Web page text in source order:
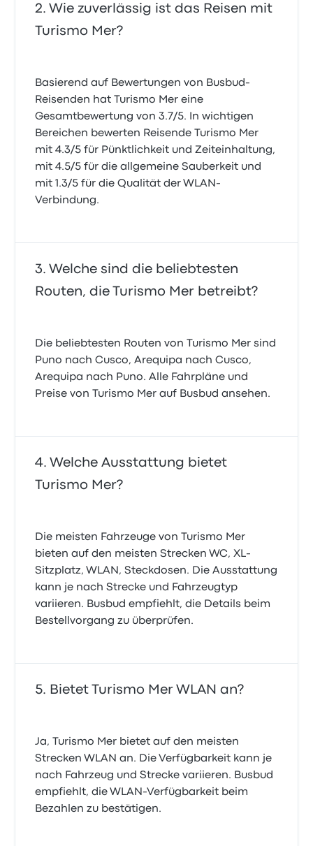
Wie zuverlässig ist das Reisen mit
Turismo Mer?
Basierend auf Bewertungen von Busbud-
Reisenden hat Turismo Mer eine
Gesamtbewertung von 3.7/5. In wichtigen
Bereichen bewerten Reisende Turismo Mer
mit 4.3/5 für Pünktlichkeit und Zeiteinhaltung,
mit 4.5/5 für die allgemeine Sauberkeit und
mit 1.3/5 für die Qualität der WLAN-
Verbindung.
Welche sind die beliebtesten
Routen, die Turismo Mer betreibt?
Die beliebtesten Routen von Turismo Mer sind
Puno nach Cusco, Arequipa nach Cusco,
Arequipa nach Puno. Alle Fahrpläne und
Preise von Turismo Mer auf Busbud ansehen.
Welche Ausstattung bietet
Turismo Mer?
Die meisten Fahrzeuge von Turismo Mer
bieten auf den meisten Strecken WC, XL-
Sitzplatz, WLAN, Steckdosen. Die Ausstattung
kann je nach Strecke und Fahrzeugtyp
variieren. Busbud empfiehlt, die Details beim
Bestellvorgang zu überprüfen.
Bietet Turismo Mer WLAN an?
Ja, Turismo Mer bietet auf den meisten
Strecken WLAN an. Die Verfügbarkeit kann je
nach Fahrzeug und Strecke variieren. Busbud
empfiehlt, die WLAN-Verfügbarkeit beim
Bezahlen zu bestätigen.